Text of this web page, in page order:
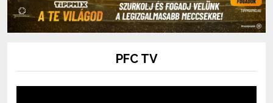
PFC TV